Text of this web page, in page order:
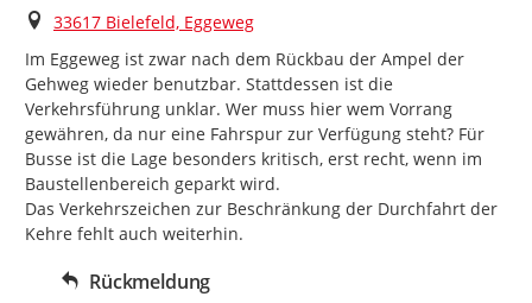
Ort
33617 Bielefeld, Eggeweg
Im Eggeweg ist zwar nach dem Rückbau der Ampel der
Gehweg wieder benutzbar. Stattdessen ist die
Verkehrsführung unklar. Wer muss hier wem Vorrang
gewähren, da nur eine Fahrspur zur Verfügung steht? Für
Busse ist die Lage besonders kritisch, erst recht, wenn im
Baustellenbereich geparkt wird.
Das Verkehrszeichen zur Beschränkung der Durchfahrt der
Kehre fehlt auch weiterhin.
Rückmeldung